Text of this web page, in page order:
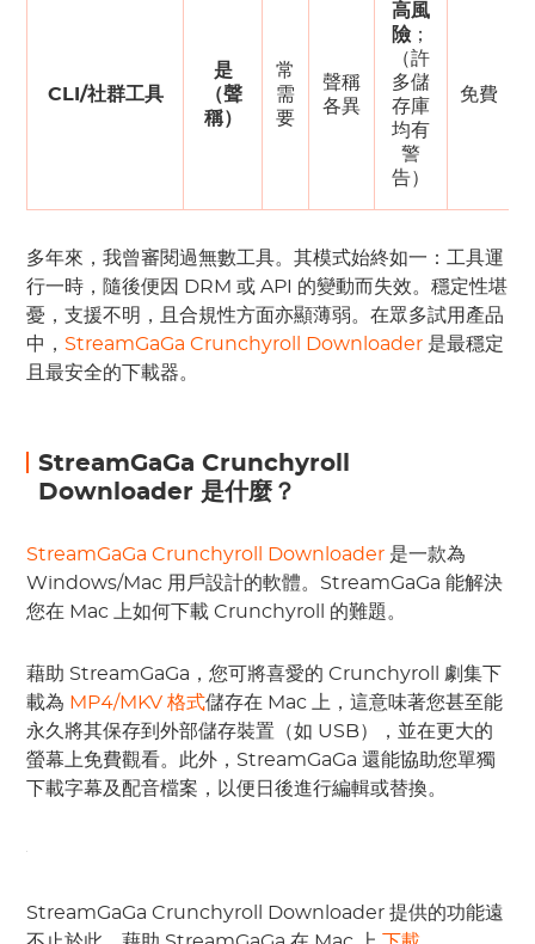
CLI/社群工具
是
（聲
稱）
常
需
要
聲稱
各異
高風
險 ；
（許
多儲
存庫
均有
警
告）
免費
多年來，我曾審閱過無數工具。其模式始終如一：工具運
行一時，隨後便因 DRM 或 API 的變動而失效。穩定性堪
憂，支援不明，且合規性方面亦顯薄弱。在眾多試用產品
中， StreamGaGa Crunchyroll Downloader 是最穩定
且最安全的下載器。
StreamGaGa Crunchyroll
Downloader 是什麼？
StreamGaGa Crunchyroll Downloader 是一款為
Windows/Mac 用戶設計的軟體。StreamGaGa 能解決
您在 Mac 上如何下載 Crunchyroll 的難題。
藉助 StreamGaGa，您可將喜愛的 Crunchyroll 劇集下
載為 MP4/MKV 格式儲存在 Mac 上，這意味著您甚至能
永久將其保存到外部儲存裝置（如 USB），並在更大的
螢幕上免費觀看。此外，StreamGaGa 還能協助您單獨
下載字幕及配音檔案，以便日後進行編輯或替換。
StreamGaGa Crunchyroll Downloader 提供的功能遠